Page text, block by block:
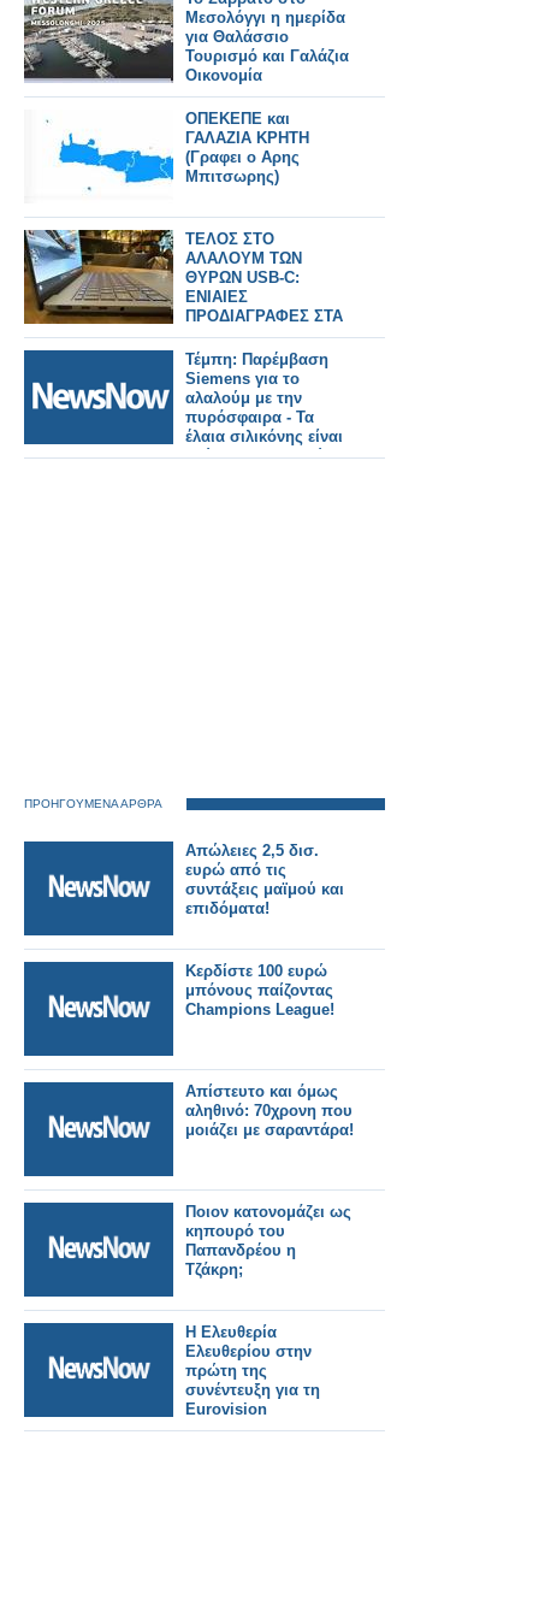
Μπαλωμένου
Μεσολόγγι η ημερίδα
για Θαλάσσιο
Τουρισμό και Γαλάζια
Οικονομία
ΟΠΕΚΕΠΕ και
ΓΑΛΑΖΙΑ ΚΡΗΤΗ
(Γραφει ο Αρης
Μπιτσωρης)
ΤΕΛΟΣ ΣΤΟ
ΑΛΑΛΟΥΜ ΤΩΝ
ΘΥΡΩΝ USB-C:
ΕΝΙΑΙΕΣ
ΠΡΟΔΙΑΓΡΑΦΕΣ ΣΤΑ
Windows 11 laptops
Τέμπη: Παρέμβαση
Siemens για το
αλαλούμ με την
πυρόσφαιρα - Τα
έλαια σιλικόνης είναι
«δύσκολο να καούν»
ΠΡΟΗΓΟΥΜΕΝΑ ΑΡΘΡΑ
Απώλειες 2,5 δισ.
ευρώ από τις
συντάξεις μαϊμού και
επιδόματα!
Κερδίστε 100 ευρώ
μπόνους παίζοντας
Champions League!
Απίστευτο και όμως
αληθινό: 70χρονη που
μοιάζει με σαραντάρα!
Ποιον κατονομάζει ως
κηπουρό του
Παπανδρέου η
Τζάκρη;
Η Ελευθερία
Ελευθερίου στην
πρώτη της
συνέντευξη για τη
Eurovision